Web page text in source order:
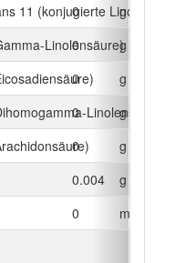
11 (konjugierte Linolsäure)
0
g
Linolensäure)
0
g
0
g
Linolensäure)
0
g
0
g
0.004
g
0
mg